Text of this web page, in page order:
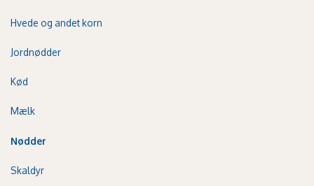
Hvede og andet korn
Jordnødder
Kød
Mælk
Nødder
Skaldyr